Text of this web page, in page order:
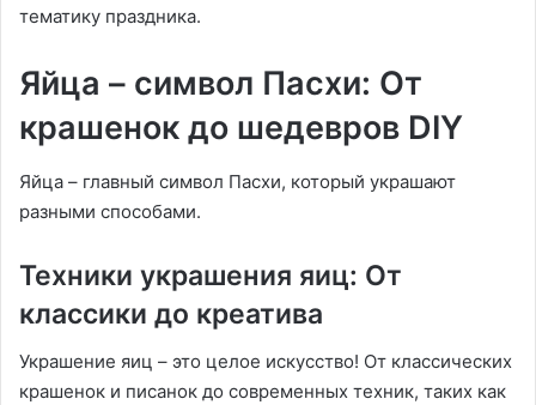
тематику праздника.
Яйца – символ Пасхи: От
крашенок до шедевров DIY
Яйца – главный символ Пасхи, который украшают
разными способами.
Техники украшения яиц: От
классики до креатива
Украшение яиц – это целое искусство! От классических
крашенок и писанок до современных техник, таких как